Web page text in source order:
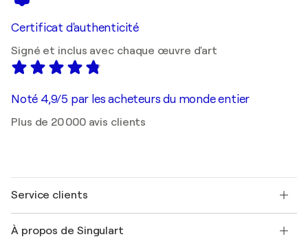
Certificat d'authenticité
Signé et inclus avec chaque œuvre d'art
Noté 4,9/5 par les acheteurs du monde entier
Plus de 20 000 avis clients
Service clients
Expédition
À propos de Singulart